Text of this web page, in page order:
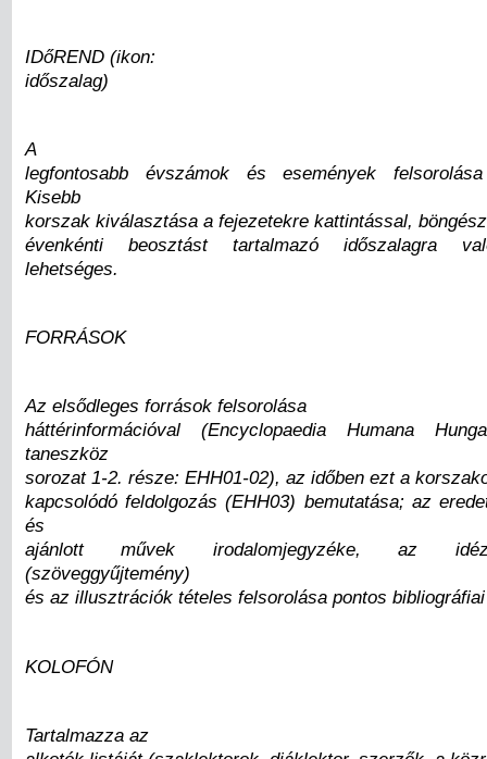
IDőREND (ikon:
időszalag)
A
legfontosabb évszámok és események
Kisebb
korszak kiválasztása a fejezetekre kattintással,
évenkénti beosztást tartalmazó időszalagra
lehetséges.
FORRÁSOK
Az elsődleges források felsorolása
háttérinformációval (Encyclopaedia Humana
taneszköz
sorozat 1-2. része: EHH01-02), az időben ezt a
kapcsolódó feldolgozás (EHH03) bemutatása; az
és
ajánlott művek irodalomjegyzéke, az
(szöveggyűjtemény)
és az illusztrációk tételes felsorolása pontos
KOLOFÓN
Tartalmazza az